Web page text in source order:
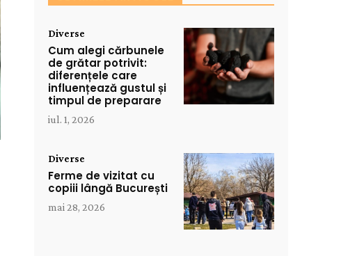
Diverse
Cum alegi cărbunele
de grătar potrivit:
diferențele care
influențează gustul și
timpul de preparare
iul. 1, 2026
Diverse
Ferme de vizitat cu
copiii lângă București
mai 28, 2026